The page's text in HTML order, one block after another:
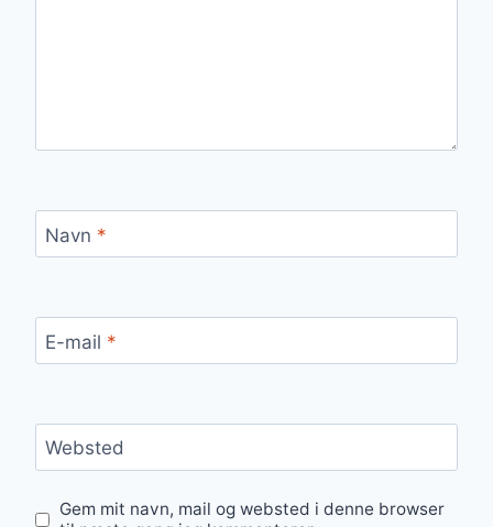
Navn *
E-mail *
Websted
Gem mit navn, mail og websted i denne browser